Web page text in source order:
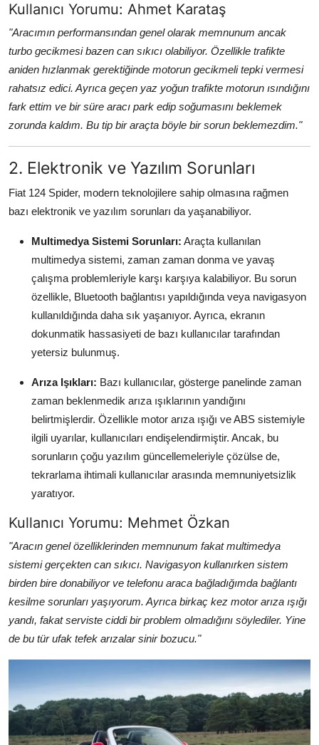
Kullanıcı Yorumu: Ahmet Karataş
"Aracımın performansından genel olarak memnunum ancak
turbo gecikmesi bazen can sıkıcı olabiliyor. Özellikle trafikte
aniden hızlanmak gerektiğinde motorun gecikmeli tepki vermesi
rahatsız edici. Ayrıca geçen yaz yoğun trafikte motorun ısındığını
fark ettim ve bir süre aracı park edip soğumasını beklemek
zorunda kaldım. Bu tip bir araçta böyle bir sorun beklemezdim."
2. Elektronik ve Yazılım Sorunları
Fiat 124 Spider, modern teknolojilere sahip olmasına rağmen
bazı elektronik ve yazılım sorunları da yaşanabiliyor.
Multimedya Sistemi Sorunları: Araçta kullanılan
multimedya sistemi, zaman zaman donma ve yavaş
çalışma problemleriyle karşı karşıya kalabiliyor. Bu sorun
özellikle, Bluetooth bağlantısı yapıldığında veya navigasyon
kullanıldığında daha sık yaşanıyor. Ayrıca, ekranın
dokunmatik hassasiyeti de bazı kullanıcılar tarafından
yetersiz bulunmuş.
Arıza Işıkları: Bazı kullanıcılar, gösterge panelinde zaman
zaman beklenmedik arıza ışıklarının yandığını
belirtmişlerdir. Özellikle motor arıza ışığı ve ABS sistemiyle
ilgili uyarılar, kullanıcıları endişelendirmiştir. Ancak, bu
sorunların çoğu yazılım güncellemeleriyle çözülse de,
tekrarlama ihtimali kullanıcılar arasında memnuniyetsizlik
yaratıyor.
Kullanıcı Yorumu: Mehmet Özkan
"Aracın genel özelliklerinden memnunum fakat multimedya
sistemi gerçekten can sıkıcı. Navigasyon kullanırken sistem
birden bire donabiliyor ve telefonu araca bağladığımda bağlantı
kesilme sorunları yaşıyorum. Ayrıca birkaç kez motor arıza ışığı
yandı, fakat serviste ciddi bir problem olmadığını söylediler. Yine
de bu tür ufak tefek arızalar sinir bozucu."